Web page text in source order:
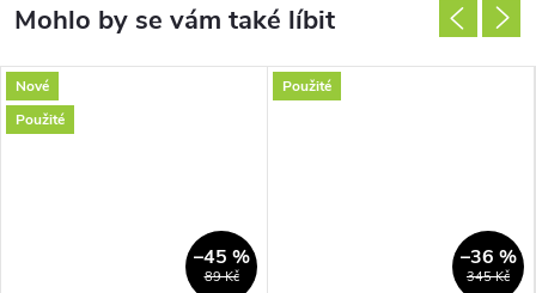
Nové
Použité
89 Kč
–45 %
Použité
345 Kč
–36 %